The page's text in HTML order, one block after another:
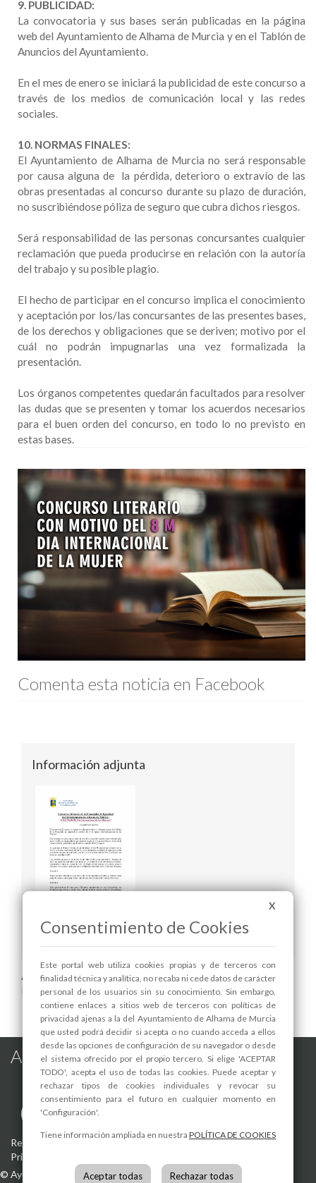
9. PUBLICIDAD:
La convocatoria y sus bases serán publicadas en la página
web del Ayuntamiento de Alhama de Murcia y en el Tablón de
Anuncios del Ayuntamiento.
En el mes de enero se iniciará la publicidad de este concurso a
través de los medios de comunicación local y las redes
sociales.
10. NORMAS FINALES:
El Ayuntamiento de Alhama de Murcia no será responsable
por causa alguna de la pérdida, deterioro o extravío de las
obras presentadas al concurso durante su plazo de duración,
no suscribiéndose póliza de seguro que cubra dichos riesgos.
Será responsabilidad de las personas concursantes cualquier
reclamación que pueda producirse en relación con la autoría
del trabajo y su posible plagio.
El hecho de participar en el concurso implica el conocimiento
y aceptación por los/las concursantes de las presentes bases,
de los derechos y obligaciones que se deriven; motivo por el
cuál no podrán impugnarlas una vez formalizada la
presentación.
Los órganos competentes quedarán facultados para resolver
las dudas que se presenten y tomar los acuerdos necesarios
para el buen orden del concurso, en todo lo no previsto en
estas bases.
Comenta esta noticia en Facebook
Información adjunta
Bases Concurso literatura 8M 2020
Areas relacionadas:
Igualdad
Alhama de Murcia en las Redes
Registro de actividades de tratamiento -Aviso Legal-Política de
Privacidad
© Ayuntamiento de Alhama de Murcia
X
Consentimiento de Cookies
Este portal web utiliza cookies propias y de terceros con
finalidad técnica y analítica, no recaba ni cede datos de carácter
personal de los usuarios sin su conocimiento. Sin embargo,
contiene enlaces a sitios web de terceros con políticas de
privacidad ajenas a la del Ayuntamiento de Alhama de Murcia
que usted podrá decidir si acepta o no cuando acceda a ellos
desde las opciones de configuración de su navegador o desde
el sistema ofrecido por el propio tercero. Si elige 'ACEPTAR
TODO', acepta el uso de todas las cookies. Puede aceptar y
rechazar tipos de cookies individuales y revocar su
consentimiento para el futuro en cualquier momento en
'Configuración'.
Tiene información ampliada en nuestra POLÍTICA DE COOKIES
Aceptar todas Rechazar todas